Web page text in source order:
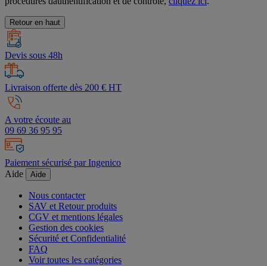
Retour en haut
Devis sous 48h
Livraison offerte dès 200 € HT
A votre écoute au
09 69 36 95 95
Paiement sécurisé par Ingenico
Aide
Aide
Nous contacter
SAV et Retour produits
CGV et mentions légales
Gestion des cookies
Sécurité et Confidentialité
FAQ
Voir toutes les catégories